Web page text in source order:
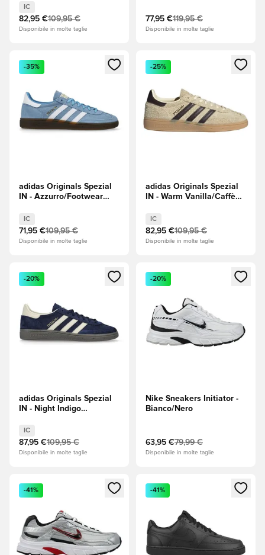
(Bianco)
IC
82,95 €109,95 €
Disponibile in molte taglie
(Bianco)
77,95 €119,95 €
Disponibile in molte taglie
Apre una finestra modale per accedere o registrarsi come
-35%
adidas Originals Spezial
IN - Azzurro/Footwear
IC
71,95 €109,95 €
Disponibile in molte taglie
Apre una finestra modale
-25%
adidas Originals Spezial
IN - Warm Vanilla/Caffè
IC
82,95 €109,95 €
Disponibile in molte taglie
Apre una finestra modale per accedere o registrarsi come
-20%
adidas Originals Spezial
IN - Night Indigo
(Bianco)
IC
87,95 €109,95 €
Disponibile in molte taglie
Apre una finestra modale
-20%
Nike Sneakers Initiator -
Bianco/Nero
63,95 €79,99 €
Disponibile in molte taglie
Apre una finestra modale per accedere o registrarsi come
-41%
Apre una finestra modale
-41%